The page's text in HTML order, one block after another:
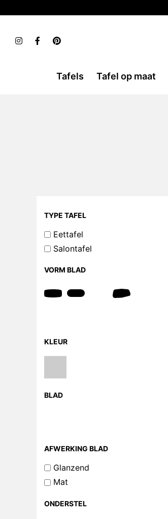
Tafels Tafel op maat
TYPE TAFEL
Eettafel
Salontafel
VORM BLAD
KLEUR
BLAD
AFWERKING BLAD
Glanzend
Mat
ONDERSTEL